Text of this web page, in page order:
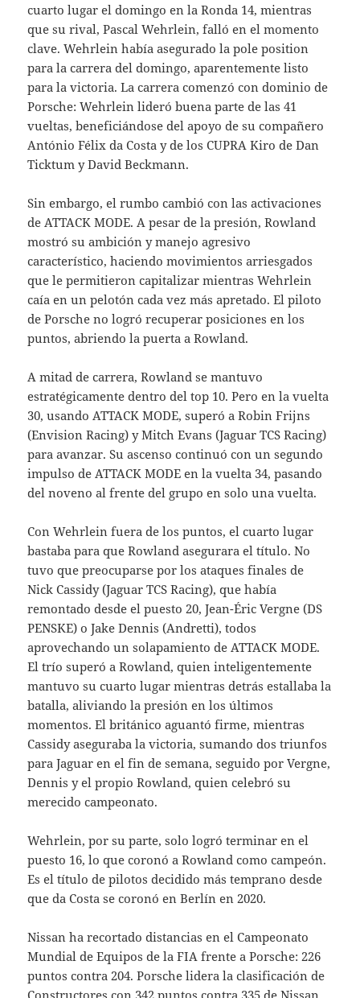
cuarto lugar el domingo en la Ronda 14, mientras
que su rival, Pascal Wehrlein, falló en el momento
clave. Wehrlein había asegurado la pole position
para la carrera del domingo, aparentemente listo
para la victoria. La carrera comenzó con dominio de
Porsche: Wehrlein lideró buena parte de las 41
vueltas, beneficiándose del apoyo de su compañero
António Félix da Costa y de los CUPRA Kiro de Dan
Ticktum y David Beckmann.
Sin embargo, el rumbo cambió con las activaciones
de ATTACK MODE. A pesar de la presión, Rowland
mostró su ambición y manejo agresivo
característico, haciendo movimientos arriesgados
que le permitieron capitalizar mientras Wehrlein
caía en un pelotón cada vez más apretado. El piloto
de Porsche no logró recuperar posiciones en los
puntos, abriendo la puerta a Rowland.
A mitad de carrera, Rowland se mantuvo
estratégicamente dentro del top 10. Pero en la vuelta
30, usando ATTACK MODE, superó a Robin Frijns
(Envision Racing) y Mitch Evans (Jaguar TCS Racing)
para avanzar. Su ascenso continuó con un segundo
impulso de ATTACK MODE en la vuelta 34, pasando
del noveno al frente del grupo en solo una vuelta.
Con Wehrlein fuera de los puntos, el cuarto lugar
bastaba para que Rowland asegurara el título. No
tuvo que preocuparse por los ataques finales de
Nick Cassidy (Jaguar TCS Racing), que había
remontado desde el puesto 20, Jean-Éric Vergne (DS
PENSKE) o Jake Dennis (Andretti), todos
aprovechando un solapamiento de ATTACK MODE.
El trío superó a Rowland, quien inteligentemente
mantuvo su cuarto lugar mientras detrás estallaba la
batalla, aliviando la presión en los últimos
momentos. El británico aguantó firme, mientras
Cassidy aseguraba la victoria, sumando dos triunfos
para Jaguar en el fin de semana, seguido por Vergne,
Dennis y el propio Rowland, quien celebró su
merecido campeonato.
Wehrlein, por su parte, solo logró terminar en el
puesto 16, lo que coronó a Rowland como campeón.
Es el título de pilotos decidido más temprano desde
que da Costa se coronó en Berlín en 2020.
Nissan ha recortado distancias en el Campeonato
Mundial de Equipos de la FIA frente a Porsche: 226
puntos contra 204. Porsche lidera la clasificación de